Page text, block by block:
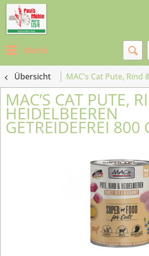
Menü
Übersicht MAC’s Cat Pute,
MAC’S CAT PUTE,
HEIDELBEEREN
GETREIDEFREI 800